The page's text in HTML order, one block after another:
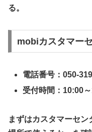
る。
​mobiカスタマー
電話番号：050-
受付時間：10:00
まずはカスタマーセ